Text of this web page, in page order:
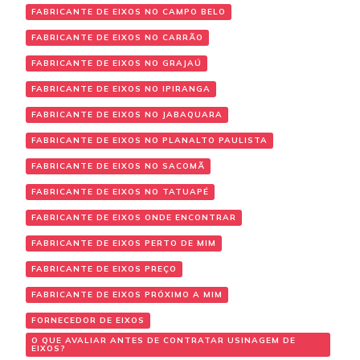
FABRICANTE DE EIXOS NO CAMPO BELO
FABRICANTE DE EIXOS NO CARRÃO
FABRICANTE DE EIXOS NO GRAJAÚ
FABRICANTE DE EIXOS NO IPIRANGA
FABRICANTE DE EIXOS NO JABAQUARA
FABRICANTE DE EIXOS NO PLANALTO PAULISTA
FABRICANTE DE EIXOS NO SACOMÃ
FABRICANTE DE EIXOS NO TATUAPÉ
FABRICANTE DE EIXOS ONDE ENCONTRAR
FABRICANTE DE EIXOS PERTO DE MIM
FABRICANTE DE EIXOS PREÇO
FABRICANTE DE EIXOS PRÓXIMO A MIM
FORNECEDOR DE EIXOS
O QUE AVALIAR ANTES DE CONTRATAR USINAGEM DE
EIXOS?